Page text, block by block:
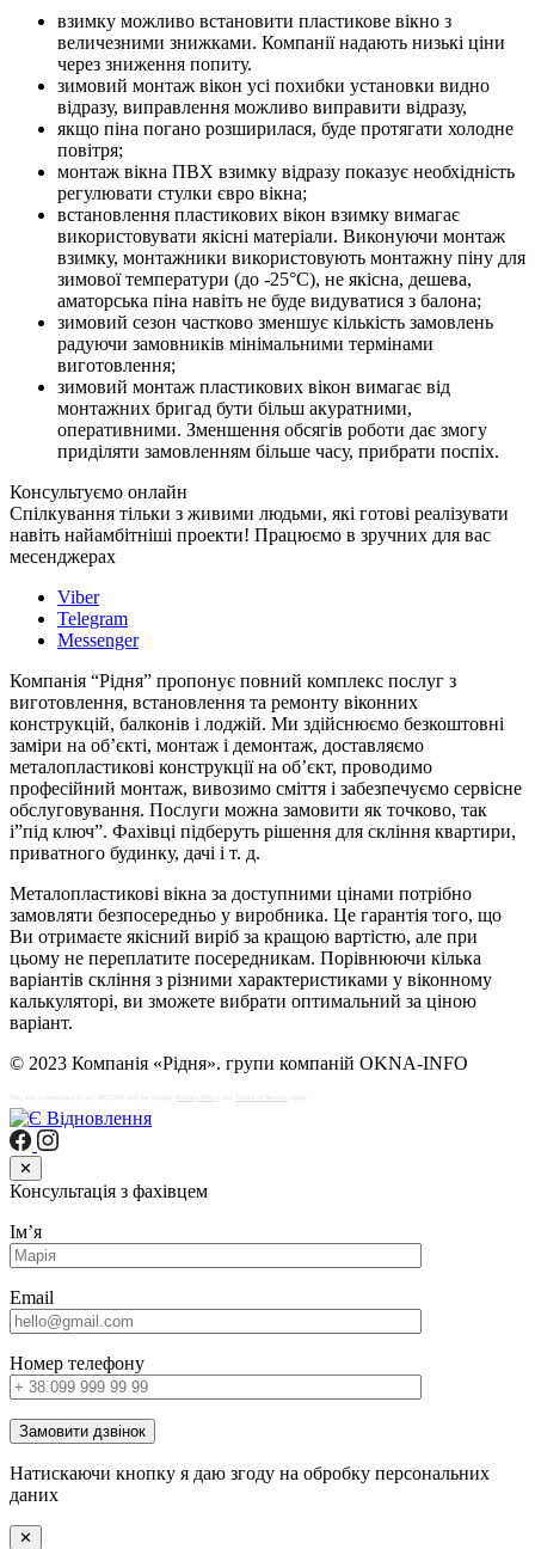
взимку можливо встановити пластикове вікно з
величезними знижками. Компанії надають низькі ціни
через зниження попиту.
зимовий монтаж вікон усі похибки установки видно
відразу, виправлення можливо виправити відразу,
якщо піна погано розширилася, буде протягати холодне
повітря;
монтаж вікна ПВХ взимку відразу показує необхідність
регулювати стулки євро вікна;
встановлення пластикових вікон взимку вимагає
використовувати якісні матеріали. Виконуючи монтаж
взимку, монтажники використовують монтажну піну для
зимової температури (до -25°С), не якісна, дешева,
аматорська піна навіть не буде видуватися з балона;
зимовий сезон частково зменшує кількість замовлень
радуючи замовників мінімальними термінами
виготовлення;
зимовий монтаж пластикових вікон вимагає від
монтажних бригад бути більш акуратними,
оперативними. Зменшення обсягів роботи дає змогу
приділяти замовленням більше часу, прибрати поспіх.
Консультуємо онлайн
Спілкування тільки з живими людьми, які готові реалізувати
навіть найамбітніші проекти! Працюємо в зручних для вас
месенджерах
Viber
Telegram
Messenger
Компанія “Рідня” пропонує повний комплекс послуг з
виготовлення, встановлення та ремонту віконних
конструкцій, балконів і лоджій. Ми здійснюємо безкоштовні
заміри на об’єкті, монтаж і демонтаж, доставляємо
металопластикові конструкції на об’єкт, проводимо
професійний монтаж, вивозимо сміття і забезпечуємо сервісне
обслуговування. Послуги можна замовити як точково, так
і”під ключ”. Фахівці підберуть рішення для скління квартири,
приватного будинку, дачі і т. д.
Металопластикові вікна за доступними цінами потрібно
замовляти безпосередньо у виробника. Це гарантія того, що
Ви отримаєте якісний виріб за кращою вартістю, але при
цьому не переплатите посередникам. Порівнюючи кілька
варіантів скління з різними характеристиками у віконному
калькуляторі, ви зможете вибрати оптимальний за ціною
варіант.
© 2023 Компанія «Рідня». групи компаній OKNA-INFO
Terms of Service
✕
Консультація з фахівцем
Імʼя
Email
Номер телефону
Замовити дзвінок
Натискаючи кнопку я даю згоду на обробку персональних
даних
✕